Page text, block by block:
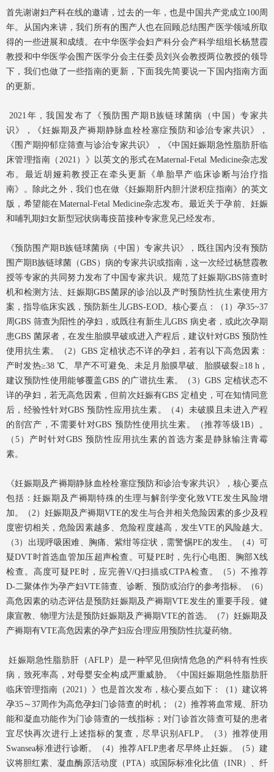
首先谢谢妇产科在线的邀请，过去的一年，也是中国共产党成立100周
年。从国内来讲，我们所有的围产人也在回顾总结围产医学领域所取
得的一些进展和成绩。在中华医学会妇产科分会产科学组组长杨慧霞
教授和中华医学会围产医学分会主任委员刘兴会教授两位教授的领导
下，我们也做了一些指南的更新，下面我先简要说一下国内指南方面
的更新。
2021年，我国发布了《预防围产期B族链球菌病（中国）专家共
识》，《妊娠期及产褥期静脉血栓栓塞症预防和诊治专家共识》，
《围产期抑郁症筛查与诊治专家共识》，《中国妊娠期急性脂肪肝临
床管理指南（2021）》以英文的形式在Maternal-Fetal Medicine杂志发
布。最近胡娅莉教授正在牵头更新《单胎早产临床诊断与治疗指
南》。除此之外，我们也在做《妊娠期肝内胆汁淤积症指南》的英文
版，希望能在Maternal-Fetal Medicine杂志发布。最近关于孕前、妊娠
和哺乳期妇女新型冠状病毒疫苗接种专家意见已经发布。
《预防围产期B族链球菌病（中国）专家共识》，既往国内没有预防
围产期B族链球菌（GBS）病的专家共识或指南，这一次经过杨慧霞教
授等专家的共同努力发布了中国专家共识。规范了妊娠期GBS筛查时
机和检测方法、妊娠期GBS菌尿的诊治以及产时预防性抗生素使用方
案，指导临床实践，预防新生儿GBS-EOD。核心要点：（1）孕35~37
周GBS 筛查为阳性的孕妇，或既往有新生儿GBS 病史者，或此次孕期
患GBS 菌尿者，在发生胎膜早破或进入产程后，建议针对GBS 预防性
使用抗生素。（2）GBS 定植状态不详的孕妇，若有以下高危因素：
产时发热≥38 ℃、早产不可避免、未足月胎膜早破、胎膜破裂≥18 h，
建议预防性使用能够覆盖GBS 的广谱抗生素。（3）GBS 定植状态不
详的孕妇，若无高危因素，但前次妊娠有GBS 定植史，可在知情同意
后，经验性针对GBS 预防性应用抗生素。（4）未破膜且未进入产程
的剖宫产，不需要针对GBS 预防性使用抗生素。（推荐等级1B）。
（5）产时针对GBS 预防性应用抗生素的首选方案是静脉输注青霉
素。
《妊娠期及产褥期静脉血栓栓塞症预防和诊治专家共识》，核心要点
包括：妊娠期及产褥期特殊的生理与解剖学变化致VTE发生风险增
加。（2）妊娠期及产褥期VTE的发生与合并相关危险因素的多少及程
度密切相关，危险因素越多、危险程度越高，发生VTE的风险越大。
（3）出现呼吸困难、胸痛、紫绀等症状，需警惕PE的发生。（4）可
疑DVT时首选血管加压超声检查。可疑PE时，先行心电图、胸部X线
检查。高度可疑PE时，应完善V/Q扫描或CTPA检查。（5）不推荐
D‑二聚体作为孕产妇VTE筛查、诊断、预防或治疗的参考指标。（6）
高危因素的动态评估是预防妊娠期及产褥期VTE发生的重要手段。健
康宣教、物理方法是预防妊娠期及产褥期VTE的首选。（7）妊娠期及
产褥期有VTE高危因素的孕产妇应合理应用预防性抗凝药物。
妊娠期急性脂肪肝（AFLP）是一种罕见但病情危急的产科特有性疾
病，致死率高，对母婴安全构成严重威胁。《中国妊娠期急性脂肪肝
临床管理指南（2021）》也是首次发布，核心要点如下：（1）建议将
孕35～37周作为高危孕妇门诊筛查的时机；（2）推荐将血常规、肝功
能和凝血功能作为门诊筛查的一线指标；对门诊首次筛查可疑的患者
宜尽快再次进行上述指标的复查，尽早识别AFLP。（3）推荐使用
Swansea标准进行诊断。（4）推荐AFLP患者尽早终止妊娠。（5）建
议将胆红素、凝血酶原活动度（PTA）或国际标准化比值（INR）、纤